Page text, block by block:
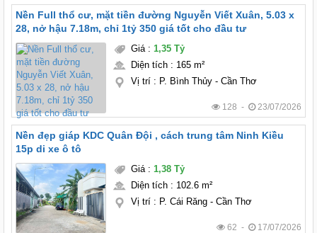
Nền Full thổ cư, mặt tiền đường Nguyễn Viết Xuân, 5.03 x
28, nở hậu 7.18m, chỉ 1tỷ 350 giá tốt cho đầu tư
Giá: 1,35 Tỷ
Diện tích: 165 m²
Vị trí: P. Bình Thủy - Cần Thơ
128 - 23/07/2026
Nền đẹp giáp KDC Quân Đội , cách trung tâm Ninh Kiều
15p di xe ô tô
Giá: 1,38 Tỷ
Diện tích: 102.6 m²
Vị trí: P. Cái Răng - Cần Thơ
62 - 17/07/2026